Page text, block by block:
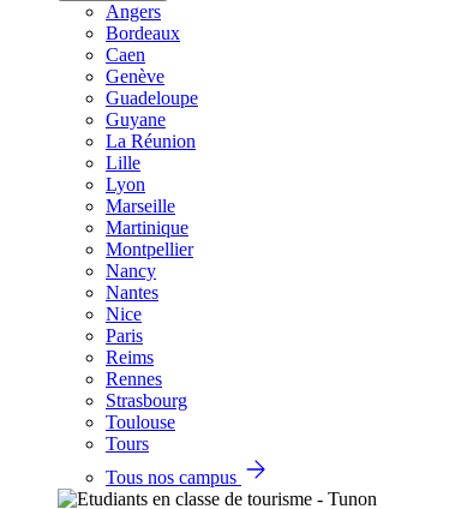
Angers
Bordeaux
Caen
Genève
Guadeloupe
Guyane
La Réunion
Lille
Lyon
Marseille
Martinique
Montpellier
Nancy
Nantes
Nice
Paris
Reims
Rennes
Strasbourg
Toulouse
Tours
Tous nos campus